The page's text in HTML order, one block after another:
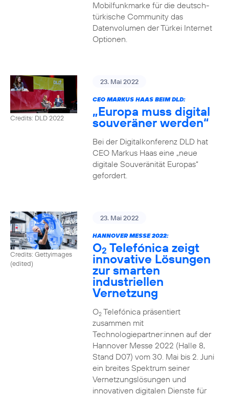
Mobilfunkmarke für die deutsch-
türkische Community das
Datenvolumen der Türkei Internet
Optionen.
Credits: DLD 2022
23. Mai 2022
CEO MARKUS HAAS BEIM DLD:
„Europa muss digital
souveräner werden“
Bei der Digitalkonferenz DLD hat
CEO Markus Haas eine „neue
digitale Souveränität Europas“
gefordert.
Credits: Gettyimages
(edited)
23. Mai 2022
HANNOVER MESSE 2022:
O2 Telefónica zeigt
innovative Lösungen
zur smarten
industriellen
Vernetzung
O2Telefónica präsentiert
zusammen mit
Technologiepartner:innen auf der
Hannover Messe 2022 (Halle 8,
Stand D07) vom 30. Mai bis 2. Juni
ein breites Spektrum seiner
Vernetzungslösungen und
innovativen digitalen Dienste für